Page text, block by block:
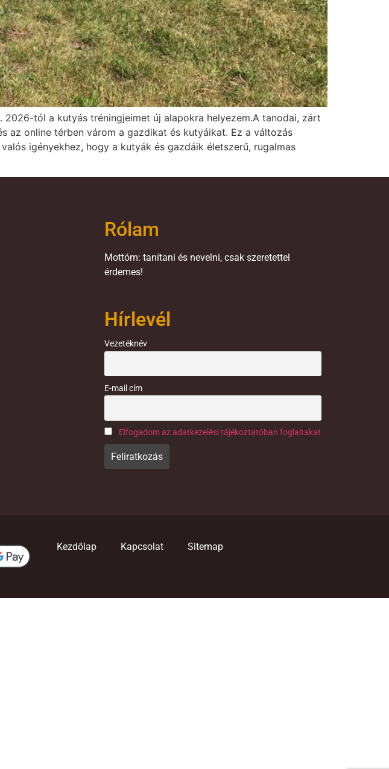
tól a kutyás tréningjeimet új alapokra helyezem.A tanodai, zárt
az online térben várom a gazdikat és kutyáikat. Ez a változás
igényekhez, hogy a kutyák és gazdáik életszerű, rugalmas
Rólam
Mottóm: tanítani és nevelni, csak szeretettel
érdemes!
Hírlevél
Vezetéknév
E-mail cím
Elfogadom az adatkezelési tájékoztatóban foglaltakat
Kezdőlap Kapcsolat Sitemap